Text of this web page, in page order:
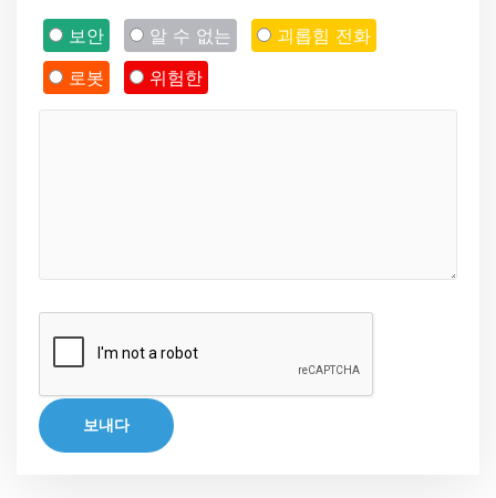
보안 알 수 없는
괴롭힘 전화
로봇
위험한
보내다